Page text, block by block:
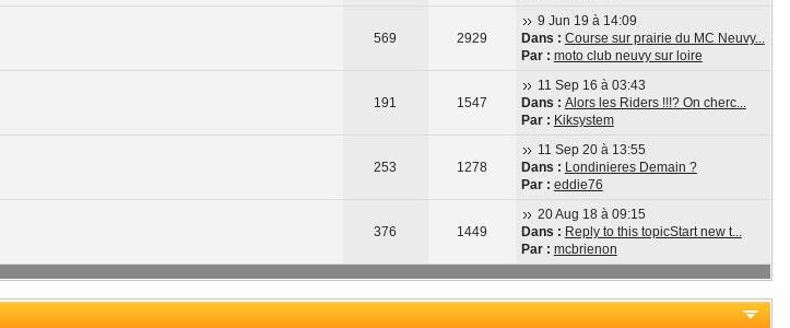
569 2929
9 Jun 19 à 14:09
Dans : Course sur prairie du MC Neuvy...
Par : moto club neuvy sur loire
191 1547
11 Sep 16 à 03:43
Dans : Alors les Riders !!!? On cherc...
Par : Kiksystem
253 1278
11 Sep 20 à 13:55
Dans : Londinieres Demain ?
Par : eddie76
376 1449
20 Aug 18 à 09:15
Dans : Reply to this topicStart new t...
Par : mcbrienon